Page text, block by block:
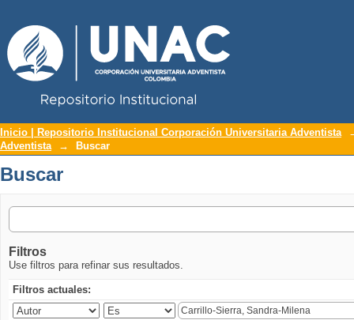
Buscar
Inicio | Repositorio Institucional Corporación Universitaria Adventista
Adventista
→ Buscar
Buscar
Filtros
Use filtros para refinar sus resultados.
Filtros actuales: